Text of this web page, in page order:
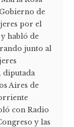
de
por el
habló de
junto al
diputada
Aires de
con Radio
y las